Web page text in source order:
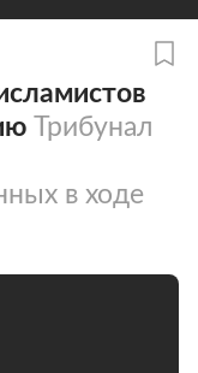
Трибунал
в ходе